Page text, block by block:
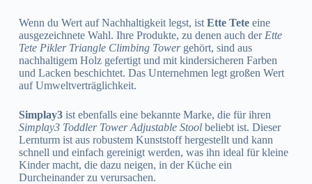
Wenn du Wert auf Nachhaltigkeit legst, ist Ette Teteeine
ausgezeichnete Wahl. Ihre Produkte, zu denen auch der Ette
Tete Pikler Triangle Climbing Towergehört, sind aus
nachhaltigem Holz gefertigt und mit kindersicheren Farben
und Lacken beschichtet. Das Unternehmen legt großen Wert
auf Umweltverträglichkeit.
Simplay3ist ebenfalls eine bekannte Marke, die für ihren
Simplay3 Toddler Tower Adjustable Stoolbeliebt ist. Dieser
Lernturm ist aus robustem Kunststoff hergestellt und kann
schnell und einfach gereinigt werden, was ihn ideal für kleine
Kinder macht, die dazu neigen, in der Küche ein
Durcheinander zu verursachen.